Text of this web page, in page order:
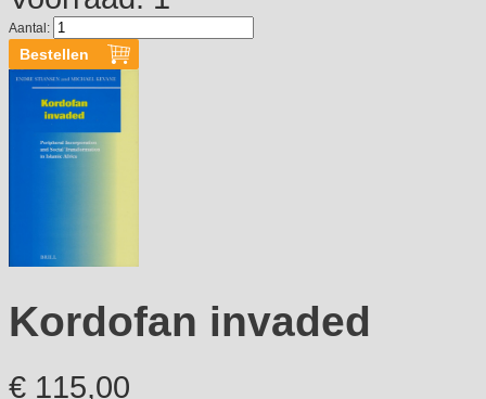
Aantal:
Kordofan invaded
€ 115,00